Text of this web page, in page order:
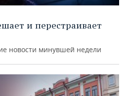
и перестраивает
новости минувшей недели